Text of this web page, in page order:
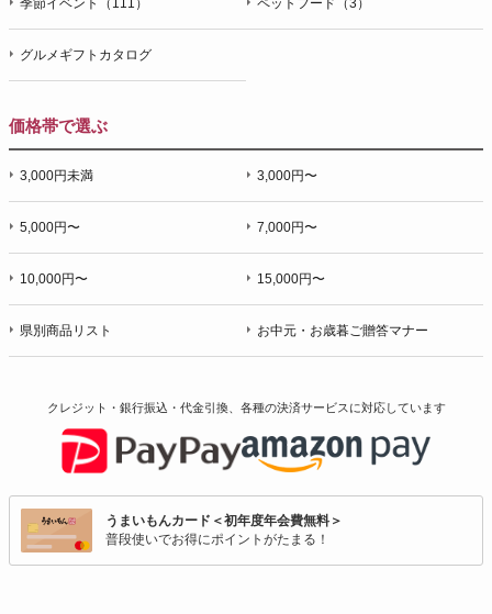
季節イベント（111） ペットフード（3）
グルメギフトカタログ
価格帯で選ぶ
3,000円未満 3,000円〜
5,000円〜 7,000円〜
10,000円〜 15,000円〜
県別商品リスト お中元・お歳暮ご贈答マナー
クレジット・銀行振込・代金引換、各種の決済サービスに対応しています
うまいもんカード＜初年度年会費無料＞
普段使いでお得にポイントがたまる！